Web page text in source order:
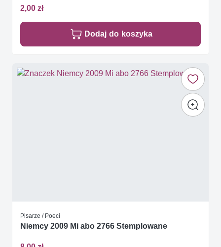
2,00 zł
Dodaj do koszyka
Pisarze / Poeci
Niemcy 2009 Mi abo 2766 Stemplowane